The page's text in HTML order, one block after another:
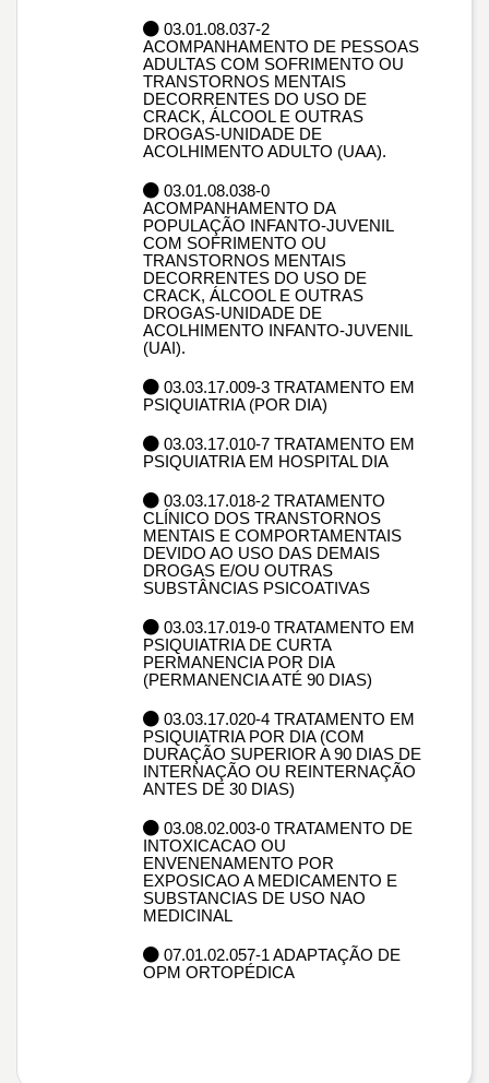
03.01.08.037-2
ACOMPANHAMENTO DE PESSOAS
ADULTAS COM SOFRIMENTO OU
TRANSTORNOS MENTAIS
DECORRENTES DO USO DE
CRACK, ÁLCOOL E OUTRAS
DROGAS-UNIDADE DE
ACOLHIMENTO ADULTO (UAA).
03.01.08.038-0
ACOMPANHAMENTO DA
POPULAÇÃO INFANTO-JUVENIL
COM SOFRIMENTO OU
TRANSTORNOS MENTAIS
DECORRENTES DO USO DE
CRACK, ÁLCOOL E OUTRAS
DROGAS-UNIDADE DE
ACOLHIMENTO INFANTO-JUVENIL
(UAI).
03.03.17.009-3 TRATAMENTO EM
PSIQUIATRIA (POR DIA)
03.03.17.010-7 TRATAMENTO EM
PSIQUIATRIA EM HOSPITAL DIA
03.03.17.018-2 TRATAMENTO
CLÍNICO DOS TRANSTORNOS
MENTAIS E COMPORTAMENTAIS
DEVIDO AO USO DAS DEMAIS
DROGAS E/OU OUTRAS
SUBSTÂNCIAS PSICOATIVAS
03.03.17.019-0 TRATAMENTO EM
PSIQUIATRIA DE CURTA
PERMANENCIA POR DIA
(PERMANENCIA ATÉ 90 DIAS)
03.03.17.020-4 TRATAMENTO EM
PSIQUIATRIA POR DIA (COM
DURAÇÃO SUPERIOR A 90 DIAS DE
INTERNAÇÃO OU REINTERNAÇÃO
ANTES DE 30 DIAS)
03.08.02.003-0 TRATAMENTO DE
INTOXICACAO OU
ENVENENAMENTO POR
EXPOSICAO A MEDICAMENTO E
SUBSTANCIAS DE USO NAO
MEDICINAL
07.01.02.057-1 ADAPTAÇÃO DE
OPM ORTOPÉDICA